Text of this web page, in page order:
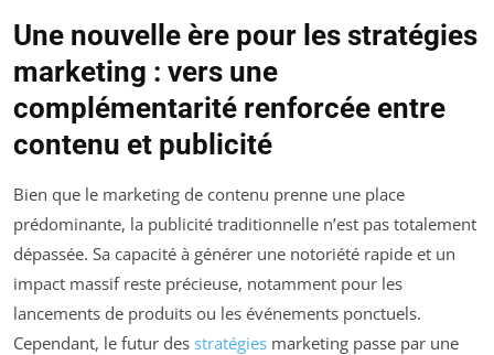
Une nouvelle ère pour les stratégies
marketing : vers une
complémentarité renforcée entre
contenu et publicité
Bien que le marketing de contenu prenne une place
prédominante, la publicité traditionnelle n’est pas totalement
dépassée. Sa capacité à générer une notoriété rapide et un
impact massif reste précieuse, notamment pour les
lancements de produits ou les événements ponctuels.
Cependant, le futur des stratégies marketing passe par une